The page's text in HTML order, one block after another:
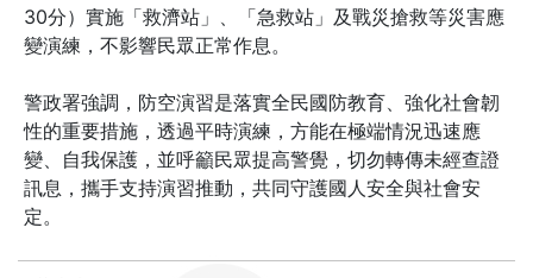
30分）實施「救濟站」、「急救站」及戰災搶救等災害應
變演練，不影響民眾正常作息。
警政署強調，防空演習是落實全民國防教育、強化社會韌
性的重要措施，透過平時演練，方能在極端情況迅速應
變、自我保護，並呼籲民眾提高警覺，切勿轉傳未經查證
訊息，攜手支持演習推動，共同守護國人安全與社會安
定。